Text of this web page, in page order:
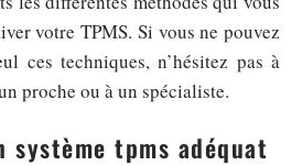
votre TPMS. Si vous ne pouvez
ces techniques, n’hésitez pas à
proche ou à un spécialiste.
système tpms adéquat